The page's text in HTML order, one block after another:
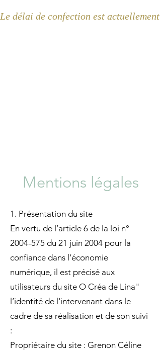
Le délai de confection est
Mentions légales
1. Présentation du site
En vertu de l’article 6 de la loi n°
2004-575 du 21 juin 2004 pour la
confiance dans l’économie
numérique, il est précisé aux
utilisateurs du site O Créa de Lina"
l’identité de l'intervenant dans le
cadre de sa réalisation et de son suivi
:
Propriétaire du site : Grenon Céline